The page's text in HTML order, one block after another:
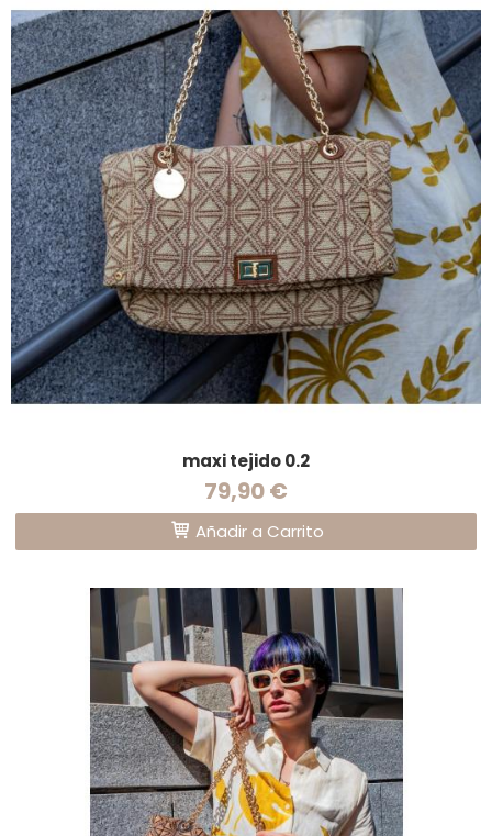
maxi tejido 0.2
79,90 €
Añadir a Carrito